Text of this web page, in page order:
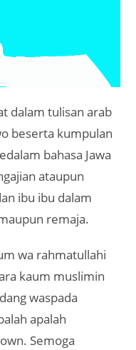
dalam tulisan arab
beserta kumpulan
bahasa Jawa
ataupun
ibu ibu dalam
remaja.
wa rahmatullahi
kaum muslimin
waspada
apalah
Semoga